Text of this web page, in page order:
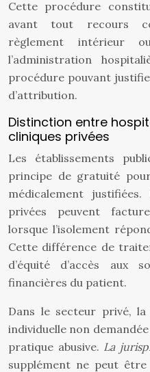
Cette procédure
avant tout recours
règlement intérieur
l’administration
procédure pouvant
d’attribution.
Distinction entre
cliniques privées
Les établissements
principe de gratuité
médicalement
privées peuvent
lorsque l’isolement
Cette différence de
d’équité d’accès aux
financières du patient.
Dans le secteur privé,
individuelle non
pratique abusive. La
supplément ne peut être